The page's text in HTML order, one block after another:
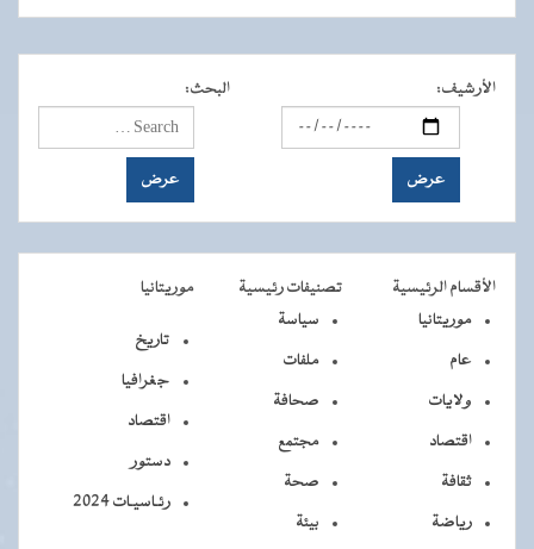
الأرشيف: البحث:
الأقسام الرئيسية تصنيفات رئيسية
موريتانيا
موريتانيا
عام
ولايات
اقتصاد
ثقافة
رياضة
سياسة
ملفات
صحافة
مجتمع
صحة
بيئة
تاريخ
جغرافيا
اقتصاد
دستور
رئـاسيـات 2024